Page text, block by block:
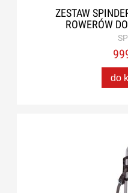
ZESTAW
ROWERÓW
do